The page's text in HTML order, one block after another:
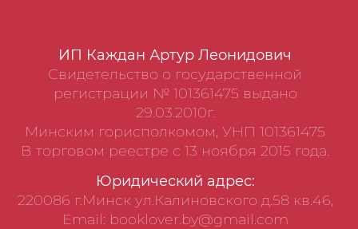
ИП Каждан Артур Леонидович
Свидетельство о государственной
регистрации № 101361475 выдано
29.03.2010г.
Минским горисполкомом, УНП 101361475
В торговом реестре с 13 ноября 2015 года.
Юридический адрес:
220086 г.Минск ул.Калиновского д.58 кв.46,
Email: booklover.by@gmail.com